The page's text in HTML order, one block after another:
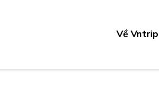
Về Vntrip